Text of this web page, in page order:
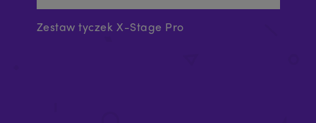
Zestaw tyczek X-Stage Pro